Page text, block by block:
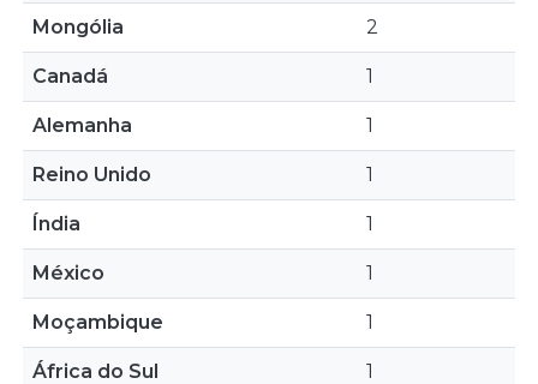
Mongólia 2
Canadá 1
Alemanha 1
Reino Unido 1
Índia 1
México 1
Moçambique 1
África do Sul 1